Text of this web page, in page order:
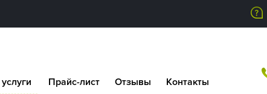
Прайс-лист Отзывы Контакты